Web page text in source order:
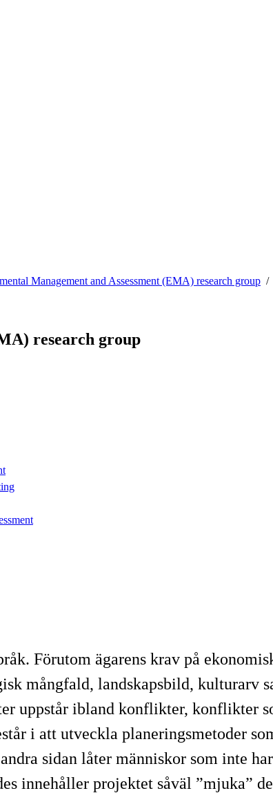
Management and Assessment (EMA) research group
research group
Förutom ägarens krav på
mångfald, landskapsbild, kulturarv
uppstår ibland konflikter, konflikter
i att utveckla planeringsmetoder
sidan låter människor som inte
innehåller projektet såväl ”mjuka”